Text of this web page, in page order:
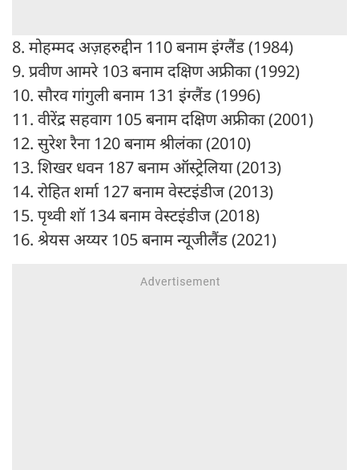
8. मोहम्मद अज़हरुद्दीन 110 बनाम इंग्लैंड (1984)
9. प्रवीण आमरे 103 बनाम दक्षिण अफ्रीका (1992)
10. सौरव गांगुली बनाम 131 इंग्लैंड (1996)
11. वीरेंद्र सहवाग 105 बनाम दक्षिण अफ्रीका (2001)
12. सुरेश रैना 120 बनाम श्रीलंका (2010)
13. शिखर धवन 187 बनाम ऑस्ट्रेलिया (2013)
14. रोहित शर्मा 127 बनाम वेस्टइंडीज (2013)
15. पृथ्वी शॉ 134 बनाम वेस्टइंडीज (2018)
16. श्रेयस अय्यर 105 बनाम न्यूजीलैंड (2021)